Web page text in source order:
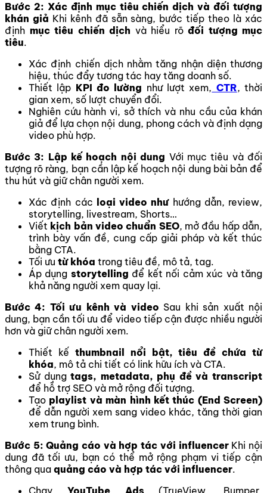
Bước 2: Xác định mục tiêu chiến dịch và đối tượng
khán giả Khi kênh đã sẵn sàng, bước tiếp theo là xác
định mục tiêu chiến dịch và hiểu rõ đối tượng mục
tiêu.
Xác định chiến dịch nhằm tăng nhận diện thương
hiệu, thúc đẩy tương tác hay tăng doanh số.
Thiết lập KPI đo lường như lượt xem, CTR, thời
gian xem, số lượt chuyển đổi.
Nghiên cứu hành vi, sở thích và nhu cầu của khán
giả để lựa chọn nội dung, phong cách và định dạng
video phù hợp.
Bước 3: Lập kế hoạch nội dung Với mục tiêu và đối
tượng rõ ràng, bạn cần lập kế hoạch nội dung bài bản để
thu hút và giữ chân người xem.
Xác định các loại video như hướng dẫn, review,
storytelling, livestream, Shorts…
Viết kịch bản video chuẩn SEO, mở đầu hấp dẫn,
trình bày vấn đề, cung cấp giải pháp và kết thúc
bằng CTA.
Tối ưu từ khóa trong tiêu đề, mô tả, tag.
Áp dụng storytelling để kết nối cảm xúc và tăng
khả năng người xem quay lại.
Bước 4: Tối ưu kênh và video Sau khi sản xuất nội
dung, bạn cần tối ưu để video tiếp cận được nhiều người
hơn và giữ chân người xem.
Thiết kế thumbnail nổi bật, tiêu đề chứa từ
khóa, mô tả chi tiết có link hữu ích và CTA.
Sử dụngtags, metadata, phụ đề và transcript
để hỗ trợ SEO và mở rộng đối tượng.
Tạo playlist và màn hình kết thúc (End Screen)
để dẫn người xem sang video khác, tăng thời gian
xem trung bình.
Bước 5: Quảng cáo và hợp tác với influencerKhi nội
dung đã tối ưu, bạn có thể mở rộng phạm vi tiếp cận
thông qua quảng cáo và hợp tác với influencer.